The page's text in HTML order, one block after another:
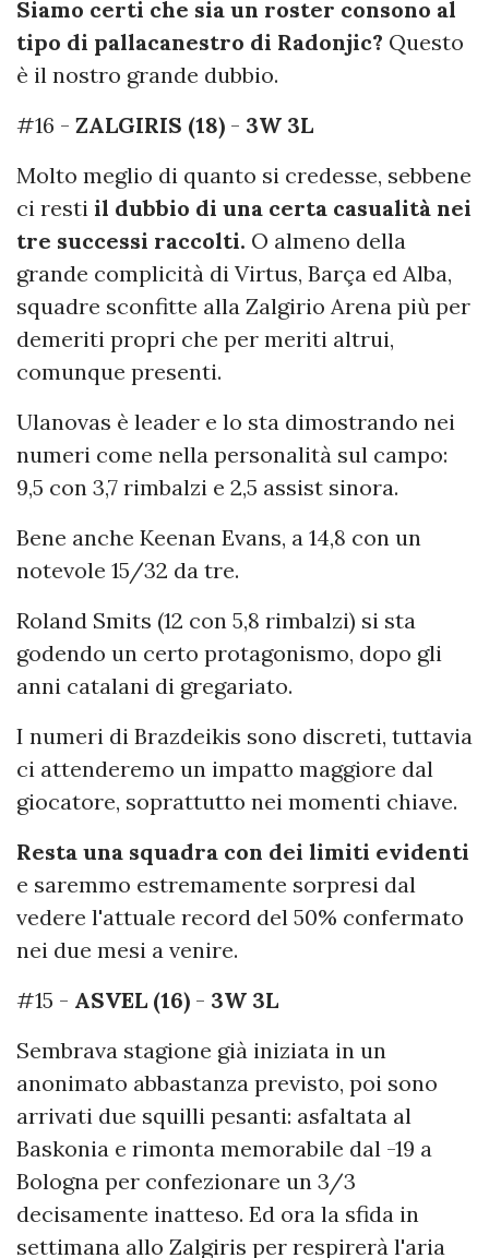
Siamo certi che sia un roster consono al
tipo di pallacanestro di Radonjic? Questo
è il nostro grande dubbio.
#16 - ZALGIRIS (18) - 3W 3L
Molto meglio di quanto si credesse, sebbene
ci resti il dubbio di una certa casualità nei
tre successi raccolti. O almeno della
grande complicità di Virtus, Barça ed Alba,
squadre sconfitte alla Zalgirio Arena più per
demeriti propri che per meriti altrui,
comunque presenti.
Ulanovas è leader e lo sta dimostrando nei
numeri come nella personalità sul campo:
9,5 con 3,7 rimbalzi e 2,5 assist sinora.
Bene anche Keenan Evans, a 14,8 con un
notevole 15/32 da tre.
Roland Smits (12 con 5,8 rimbalzi) si sta
godendo un certo protagonismo, dopo gli
anni catalani di gregariato.
I numeri di Brazdeikis sono discreti, tuttavia
ci attenderemo un impatto maggiore dal
giocatore, soprattutto nei momenti chiave.
Resta una squadra con dei limiti evidenti
e saremmo estremamente sorpresi dal
vedere l'attuale record del 50% confermato
nei due mesi a venire.
#15 - ASVEL (16) - 3W 3L
Sembrava stagione già iniziata in un
anonimato abbastanza previsto, poi sono
arrivati due squilli pesanti: asfaltata al
Baskonia e rimonta memorabile dal -19 a
Bologna per confezionare un 3/3
decisamente inatteso. Ed ora la sfida in
settimana allo Zalgiris per respirerà l'aria